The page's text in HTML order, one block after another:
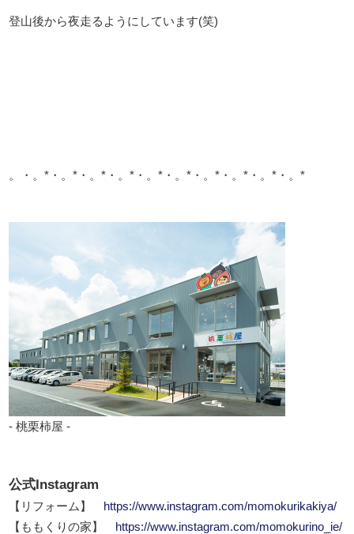
登山後から夜走るようにしています(笑)
。・。*・。*・。*・。*・。*・。*・。*・。*・。*・。*
- 桃栗柿屋 -
公式Instagram
【リフォーム】
https://www.instagram.com/momokurikakiya/
【ももくりの家】
https://www.instagram.com/momokurino_ie/